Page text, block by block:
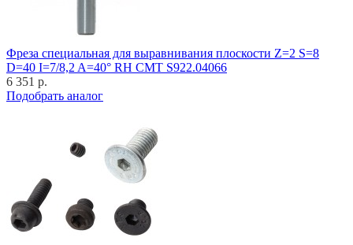
Фреза специальная для выравнивания плоскости Z=2 S=8
D=40 I=7/8,2 A=40° RH CMT S922.04066
6 351 р.
Подобрать аналог